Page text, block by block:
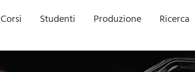
Corsi Studenti Produzione Ricerca